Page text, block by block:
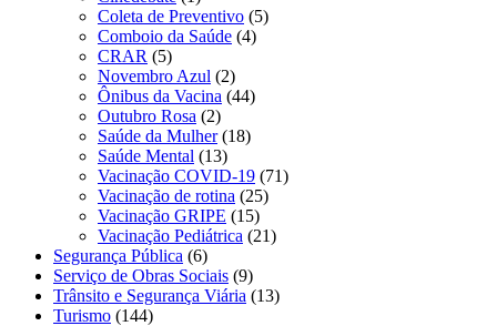
Coleta de Preventivo (5)
Comboio da Saúde (4)
CRAR (5)
Novembro Azul (2)
Ônibus da Vacina (44)
Outubro Rosa (2)
Saúde da Mulher(18)
Saúde Mental (13)
Vacinação COVID-19 (71)
Vacinação de rotina (25)
Vacinação GRIPE (15)
Vacinação Pediátrica (21)
Segurança Pública (6)
Serviço de Obras Sociais (9)
Trânsito e Segurança Viária (13)
Turismo (144)